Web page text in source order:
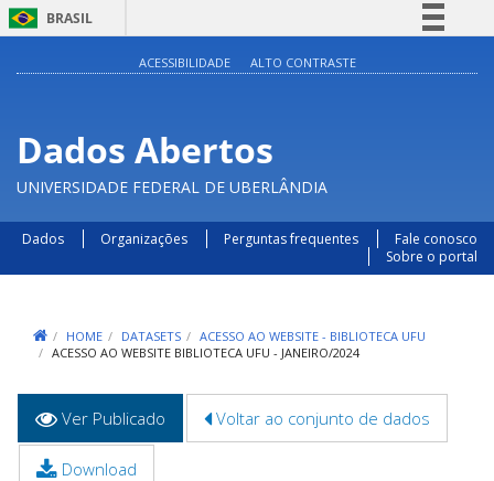
BRASIL
Legislação
Canais
ACESSIBILIDADE ALTO CONTRASTE
Dados Abertos
UNIVERSIDADE FEDERAL DE UBERLÂNDIA
Dados Organizações Perguntas frequentes
Fale conosco
Sobre o portal
HOME DATASETS
ACESSO AO WEBSITE - BIBLIOTECA UFU
ACESSO AO WEBSITE BIBLIOTECA UFU - JANEIRO/2024
primárias
Ver Publicado
ativa)
Voltar ao conjunto de dados
Download